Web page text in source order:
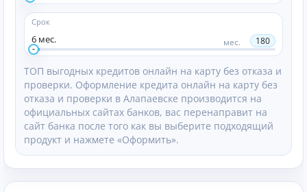
Срок
6 мес. мес. 180
ТОП выгодных кредитов онлайн на карту без отказа и
проверки. Оформление кредита онлайн на карту без
отказа и проверки в Алапаевске производится на
официальных сайтах банков, вас перенаправит на
сайт банка после того как вы выберите подходящий
продукт и нажмете «Оформить».